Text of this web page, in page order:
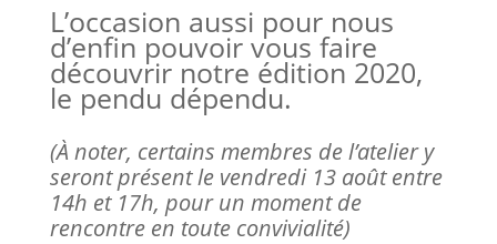
L’occasion aussi pour nous
d’enfin pouvoir vous faire
découvrir notre édition 2020,
le pendu dépendu.
(À noter, certains membres de l’atelier y
seront présent le vendredi 13 août entre
14h et 17h, pour un moment de
rencontre en toute convivialité)